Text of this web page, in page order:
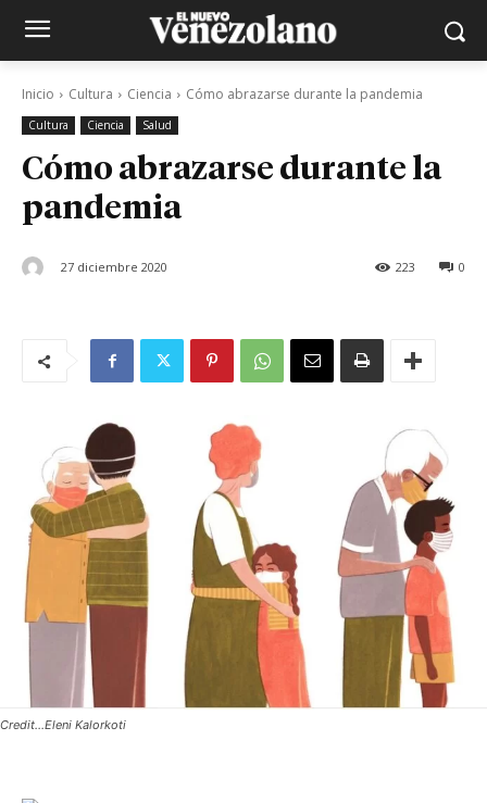
Inicio Cultura Ciencia Cómo abrazarse durante la pandemia
Cultura Ciencia Salud
Cómo abrazarse durante la
pandemia
27 diciembre 2020 0
223
Credit...Eleni Kalorkoti